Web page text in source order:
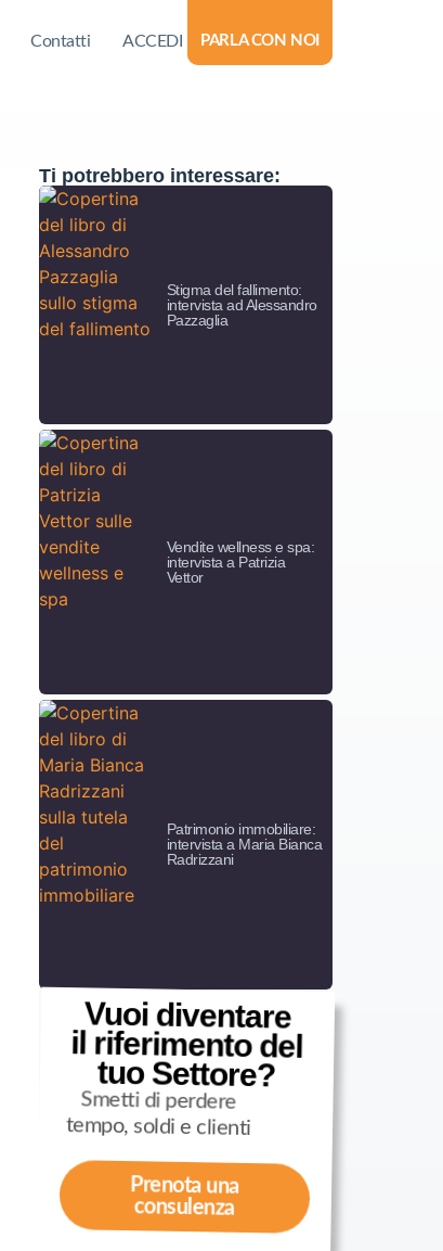
Contatti ACCEDI PARLA CON NOI
Ti potrebbero interessare:
Stigma del fallimento:
intervista ad Alessandro
Pazzaglia
Vendite wellness e spa:
intervista a Patrizia
Vettor
Patrimonio immobiliare:
intervista a Maria Bianca
Radrizzani
Vuoi diventare
il riferimento del
tuo Settore?
Smetti di perdere
tempo, soldi e clienti
Prenota una
consulenza